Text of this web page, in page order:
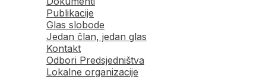
Publikacije
Glas slobode
Jedan član, jedan glas
Kontakt
Odbori Predsjedništva
Lokalne organizacije